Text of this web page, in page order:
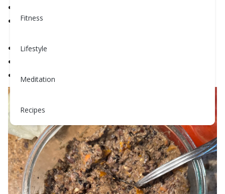
Fitness
Lifestyle
Meditation
Recipes
1/2杯胡蘿蔔（嬰兒胡蘿蔔或去皮；並切碎1根大
6瓣大蒜，切碎
1/4茶匙鹽